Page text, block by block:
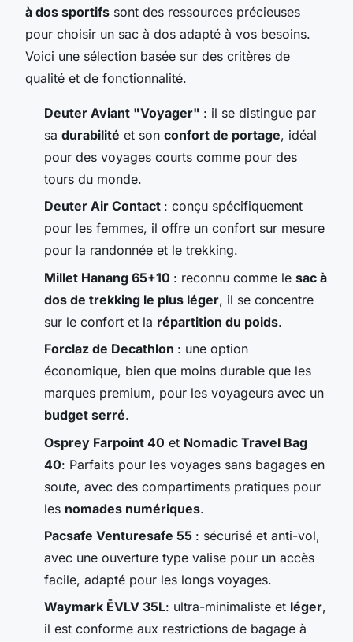
à dos sportifs sont des ressources précieuses
pour choisir un sac à dos adapté à vos besoins.
Voici une sélection basée sur des critères de
qualité et de fonctionnalité.
Deuter Aviant "Voyager" : il se distingue par
sa durabilité et son confort de portage, idéal
pour des voyages courts comme pour des
tours du monde.
Deuter Air Contact : conçu spécifiquement
pour les femmes, il offre un confort sur mesure
pour la randonnée et le trekking.
Millet Hanang 65+10 : reconnu comme le sac à
dos de trekking le plus léger, il se concentre
sur le confort et la répartition du poids.
Forclaz de Decathlon : une option
économique, bien que moins durable que les
marques premium, pour les voyageurs avec un
budget serré.
Osprey Farpoint 40 et Nomadic Travel Bag
40: Parfaits pour les voyages sans bagages en
soute, avec des compartiments pratiques pour
les nomades numériques.
Pacsafe Venturesafe 55 : sécurisé et anti-vol,
avec une ouverture type valise pour un accès
facile, adapté pour les longs voyages.
Waymark ĒVLV 35L: ultra-minimaliste et léger,
il est conforme aux restrictions de bagage à